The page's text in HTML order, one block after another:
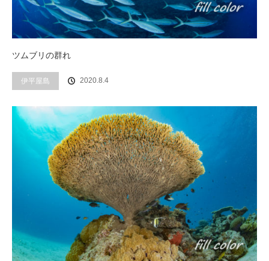
ツムブリの群れ
伊平屋島 2020.8.4